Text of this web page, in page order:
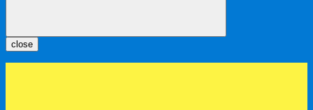
close